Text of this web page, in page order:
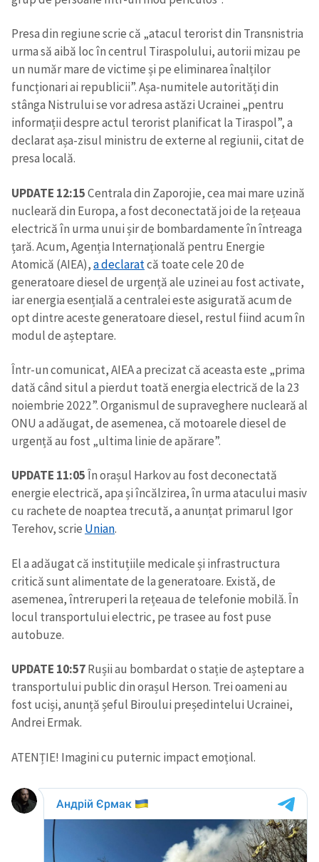
Presa din regiune scrie că „atacul terorist din Transnistria
urma să aibă loc în centrul Tiraspolului, autorii mizau pe
un număr mare de victime și pe eliminarea înalților
funcționari ai republicii”. Așa-numitele autorități din
stânga Nistrului se vor adresa astăzi Ucrainei „pentru
informații despre actul terorist planificat la Tiraspol”, a
declarat așa-zisul ministru de externe al regiunii, citat de
presa locală.
UPDATE 12:15Centrala din Zaporojie, cea mai mare uzină
nucleară din Europa, a fost deconectată joi de la rețeaua
electrică în urma unui șir de bombardamente în întreaga
țară. Acum, Agenția Internațională pentru Energie
Atomică (AIEA),a declaratcă toate cele 20 de
generatoare diesel de urgență ale uzinei au fost activate,
iar energia esențială a centralei este asigurată acum de
opt dintre aceste generatoare diesel, restul fiind acum în
modul de așteptare.
Într-un comunicat, AIEA a precizat că aceasta este „prima
dată când situl a pierdut toată energia electrică de la 23
noiembrie 2022”. Organismul de supraveghere nucleară al
ONU a adăugat, de asemenea, că motoarele diesel de
urgență au fost „ultima linie de apărare”.
UPDATE 11:05În orașul Harkov au fost deconectată
energie electrică, apa și încălzirea, în urma atacului masiv
cu rachete de noaptea trecută, a anunțat primarul Igor
Terehov, scrie Unian.
El a adăugat că instituțiile medicale și infrastructura
critică sunt alimentate de la generatoare. Există, de
asemenea, întreruperi la rețeaua de telefonie mobilă. În
locul transportului electric, pe trasee au fost puse
autobuze.
UPDATE 10:57Rușii au bombardat o stație de așteptare a
transportului public din orașul Herson. Trei oameni au
fost uciși, anunță șeful Biroului președintelui Ucrainei,
Andrei Ermak.
ATENȚIE! Imagini cu puternic impact emoțional.